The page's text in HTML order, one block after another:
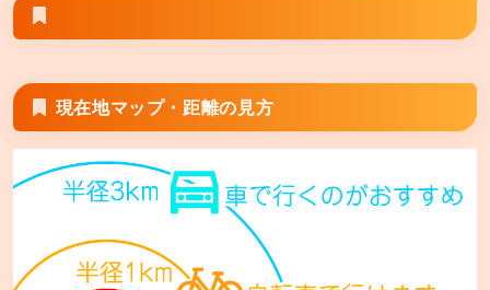
富士見市鶴馬1−13−22
安楽亭 座間店
座間市相模が丘1−5−36
安楽亭 厚木船子店
厚木市船子64−1
現在地マップ・距離の見方